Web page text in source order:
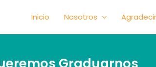
Inicio Nosotros